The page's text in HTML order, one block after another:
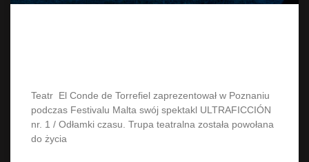
Teatr El Conde de Torrefiel zaprezentował w Poznaniu
podczas Festivalu Malta swój spektakl ULTRAFICCIÓN
nr. 1 / Odłamki czasu. Trupa teatralna została powołana
do życia